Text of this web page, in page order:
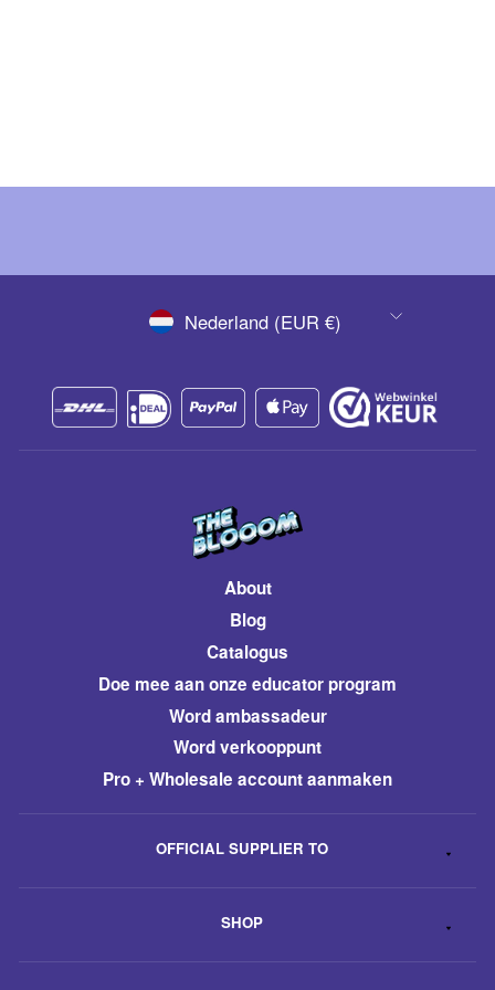
VALUTANederland (EUR €)
About
Blog
Catalogus
​Doe mee aan onze educator program
Word ambassadeur
​Word verkooppunt
Pro + Wholesale account aanmaken
OFFICIAL SUPPLIER TO
SHOP